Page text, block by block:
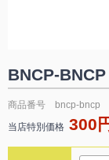
BNCP-BNCP
商品番号 bncp-bncp
当店特別価格 300